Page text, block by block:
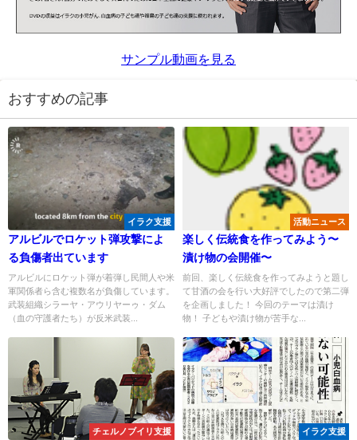
サンプル動画を見る
おすすめの記事
イラク支援
アルビルでロケット弾攻撃によ
る負傷者出ています
アルビルにロケット弾が着弾し民間人や米
軍関係者ら含む複数名が負傷しています。
武装組織シラーヤ・アウリヤーゥ・ダム
（血の守護者たち）が反米武装...
活動ニュース
楽しく伝統食を作ってみよう〜
漬け物の会開催〜
前回、楽しく伝統食を作ってみようと題し
て甘酒の会を行い大好評でしたので第二弾
を企画しました！ 今回のテーマは漬け
物！ 子どもや漬け物が苦手な...
チェルノブイリ支援 イラク支援